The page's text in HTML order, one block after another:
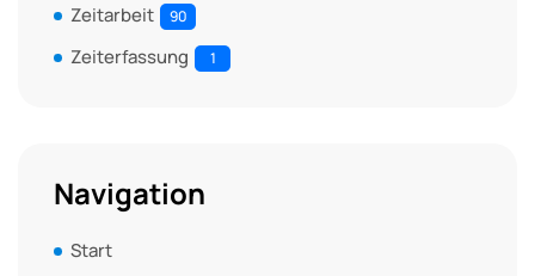
Zeitarbeit 90
Zeiterfassung 1
Navigation
Start